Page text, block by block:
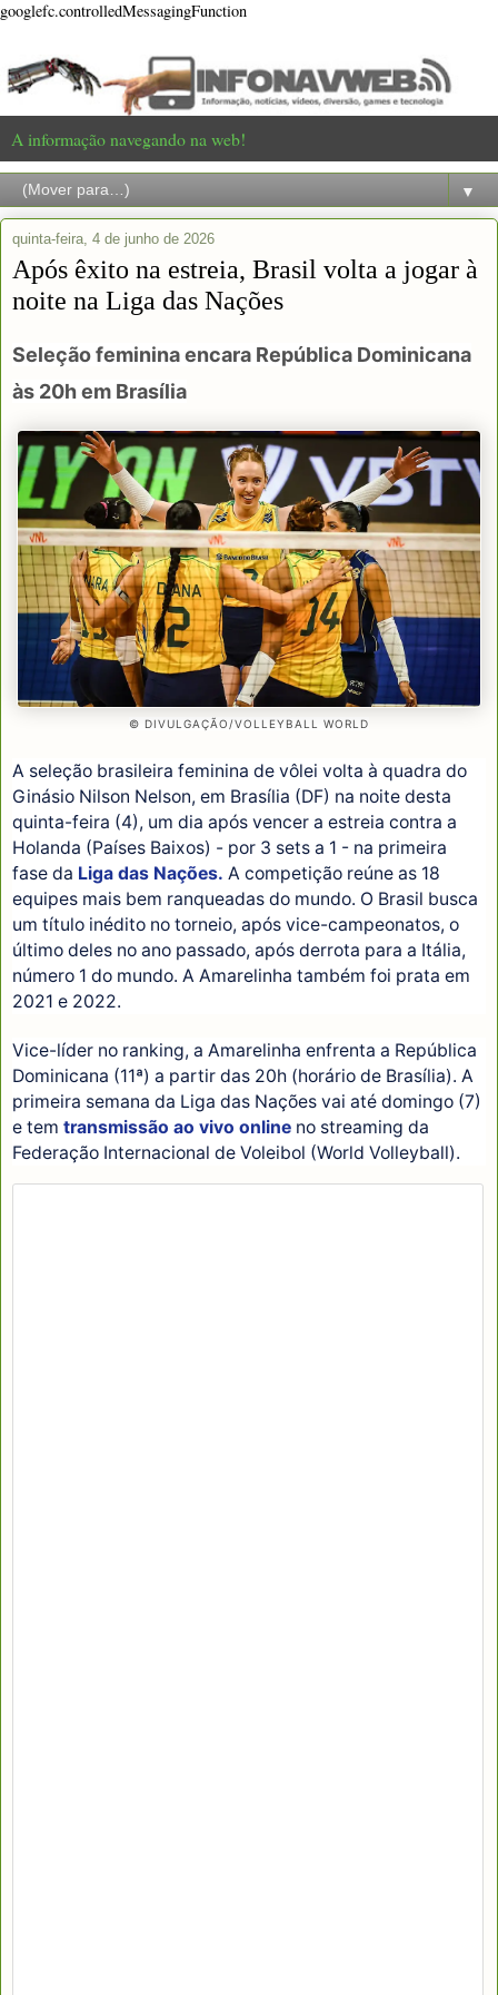
googlefc.controlledMessagingFunction
A informação navegando na web!
▼
quinta-feira, 4 de junho de 2026
Após êxito na estreia, Brasil volta a jogar à
noite na Liga das Nações
Seleção feminina encara República Dominicana
às 20h em Brasília
© DIVULGAÇÃO/VOLLEYBALL WORLD
A seleção brasileira feminina de vôlei volta à quadra do
Ginásio Nilson Nelson, em Brasília (DF) na noite desta
quinta-feira (4), um dia após vencer a estreia contra a
Holanda (Países Baixos) - por 3 sets a 1 - na primeira
fase da Liga das Nações. A competição reúne as 18
equipes mais bem ranqueadas do mundo. O Brasil busca
um título inédito no torneio, após vice-campeonatos, o
último deles no ano passado, após derrota para a Itália,
número 1 do mundo. A Amarelinha também foi prata em
2021 e 2022.
Vice-líder no ranking, a Amarelinha enfrenta a República
Dominicana (11ª) a partir das 20h (horário de Brasília). A
primeira semana da Liga das Nações vai até domingo (7)
e tem transmissão ao vivo online no streaming da
Federação Internacional de Voleibol (World Volleyball).